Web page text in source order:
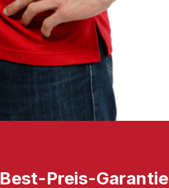
Best-Preis-Garantie